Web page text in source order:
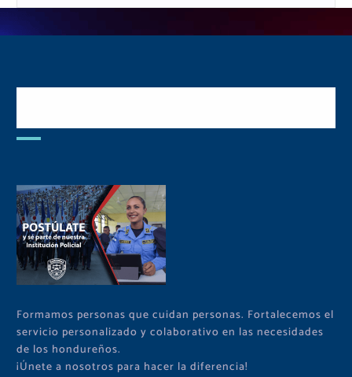
Formamos personas que cuidan personas. Fortalecemos el
servicio personalizado y colaborativo en las necesidades
de los hondureños.
¡Únete a nosotros para hacer la diferencia!